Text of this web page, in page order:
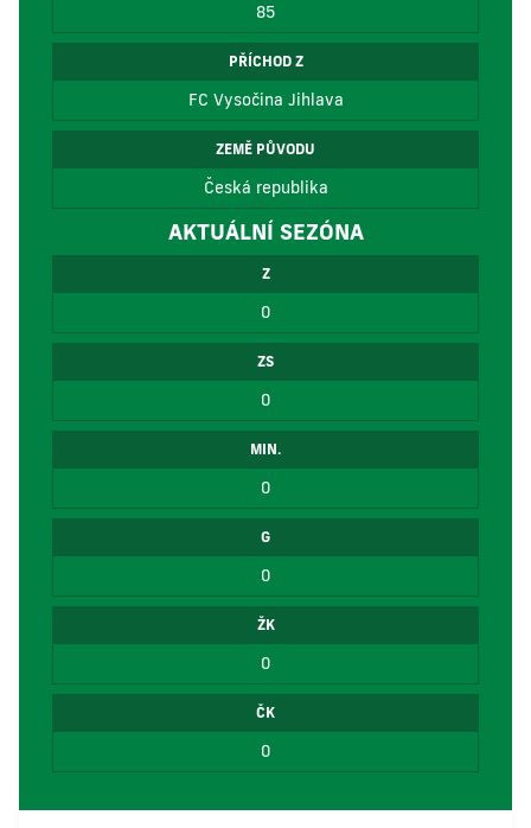
85
PŘÍCHOD Z
FC Vysočina Jihlava
ZEMĚ PŮVODU
Česká republika
AKTUÁLNÍ SEZÓNA
Z
0
ZS
0
MIN.
0
G
0
ŽK
0
ČK
0